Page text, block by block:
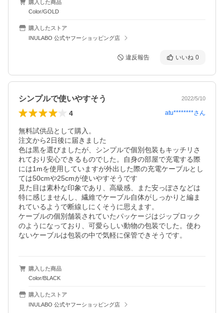
購入した商品
Color/GOLD
購入したストア
INULABO 公式ヤフーショッピング店
違反報告 いいね 0
シンプルで使いやすそう 2022/5/10
4 atu********さん
無料試供品として購入。
注文から2日後に届きました
色は黒を選びましたが、シンプルで個別包装もキッチリさ
れており安心できるものでした。自身の部屋で充電する際
には1mを使用していますが外出した際の充電ケーブルとし
ては50cmや25cmが使いやすそうです
見た目は素朴な印象であり、高級感、また安っぽさなどは
特に感じませんし、繊維でケーブル自体がしっかりと編ま
れているようで断線しにくそうに思えます。
ケーブルの個別舗装されていたパッケージはジップロック
のようになっており、可愛らしい動物の包装でした。使わ
ないケーブルは包装の中で気軽に保管できそうです。
購入した商品
Color/BLACK
購入したストア
INULABO 公式ヤフーショッピング店